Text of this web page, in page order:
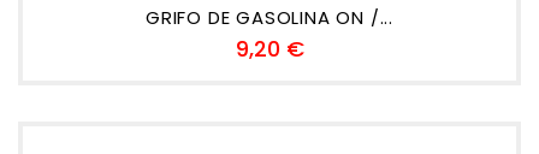
GRIFO DE GASOLINA ON /...
9,20 €Precio